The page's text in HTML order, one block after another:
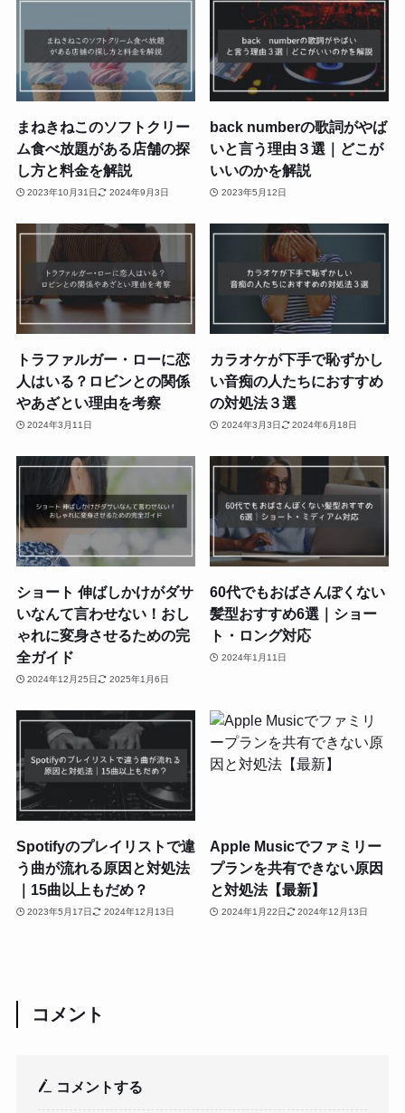
まねきねこのソフトクリー
ム食べ放題がある店舗の探
し方と料金を解説
2023年10月31日 2024年9月3日
back numberの歌詞がやば
いと言う理由３選｜どこが
いいのかを解説
2023年5月12日
トラファルガー・ローに恋
人はいる？ロビンとの関係
やあざとい理由を考察
2024年3月11日
カラオケが下手で恥ずかし
い音痴の人たちにおすすめ
の対処法３選
2024年3月3日 2024年6月18日
ショート 伸ばしかけがダサ
いなんて言わせない！おし
ゃれに変身させるための完
全ガイド
2024年12月25日 2025年1月6日
60代でもおばさんぽくない
髪型おすすめ6選｜ショー
ト・ロング対応
2024年1月11日
Spotifyのプレイリストで違
う曲が流れる原因と対処法
｜15曲以上もだめ？
2023年5月17日 2024年12月13日
Apple Musicでファミリー
プランを共有できない原因
と対処法【最新】
2024年1月22日 2024年12月13日
コメント
コメントする